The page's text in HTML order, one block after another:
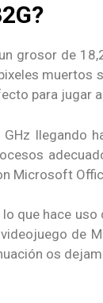
grosor de
muertos
para jugar
llegando
Microsoft
que hace uso
de
os